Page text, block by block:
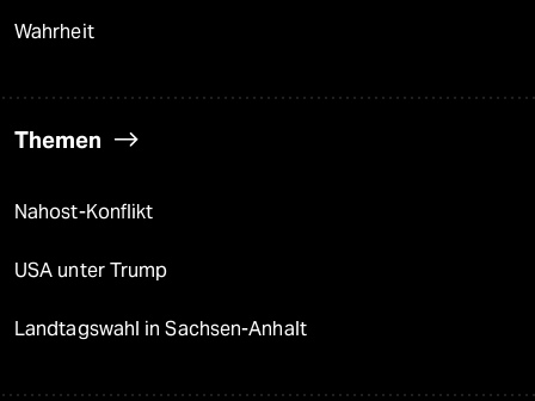
Wahrheit
Themen
Nahost-Konflikt
USA unter Trump
Landtagswahl in Sachsen-Anhalt